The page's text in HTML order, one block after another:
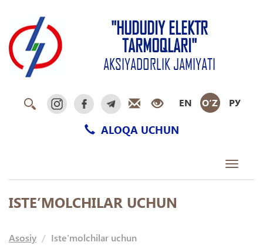
"HUDUDIY ELEKTR
TARMOQLARI"
AKSIYADORLIK JAMIYATI
EN O‘Z РУ
ALOQA UCHUN
Toggle
ISTE’MOLCHILAR UCHUN
Asosiy Iste’molchilar uchun